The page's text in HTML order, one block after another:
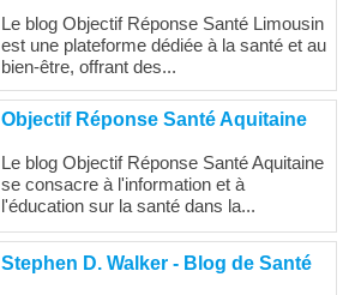
Le blog Objectif Réponse Santé Limousin
est une plateforme dédiée à la santé et au
bien-être, offrant des...
Objectif Réponse Santé Aquitaine
Le blog Objectif Réponse Santé Aquitaine
se consacre à l'information et à
l'éducation sur la santé dans la...
Stephen D. Walker - Blog de Santé